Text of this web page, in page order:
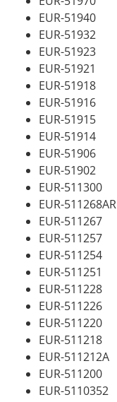
EUR-51940
EUR-51932
EUR-51923
EUR-51921
EUR-51918
EUR-51916
EUR-51915
EUR-51914
EUR-51906
EUR-51902
EUR-511300
EUR-511268AR
EUR-511267
EUR-511257
EUR-511254
EUR-511251
EUR-511228
EUR-511226
EUR-511220
EUR-511218
EUR-511212A
EUR-511200
EUR-5110352